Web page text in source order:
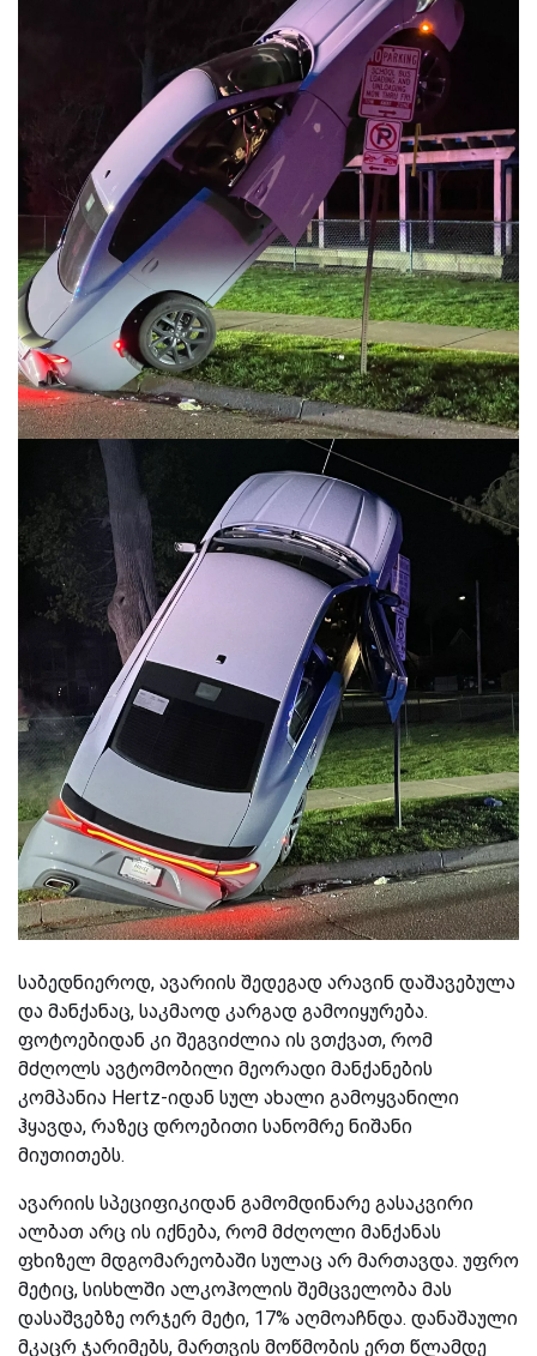
საბედნიეროდ, ავარიის შედეგად არავინ დაშავებულა
და მანქანაც, საკმაოდ კარგად გამოიყურება.
ფოტოებიდან კი შეგვიძლია ის ვთქვათ, რომ
მძღოლს ავტომობილი მეორადი მანქანების
კომპანია Hertz-იდან სულ ახალი გამოყვანილი
ჰყავდა, რაზეც დროებითი სანომრე ნიშანი
მიუთითებს.
ავარიის სპეციფიკიდან გამომდინარე გასაკვირი
ალბათ არც ის იქნება, რომ მძღოლი მანქანას
ფხიზელ მდგომარეობაში სულაც არ მართავდა. უფრო
მეტიც, სისხლში ალკოჰოლის შემცველობა მას
დასაშვებზე ორჯერ მეტი, 17% აღმოაჩნდა. დანაშაული
მკაცრ ჯარიმებს, მართვის მოწმობის ერთ წლამდე